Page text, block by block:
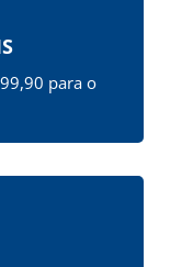
para o